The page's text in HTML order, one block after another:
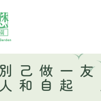
友
一
起
做
自
己
和
別
人
的
天
使
或
菩